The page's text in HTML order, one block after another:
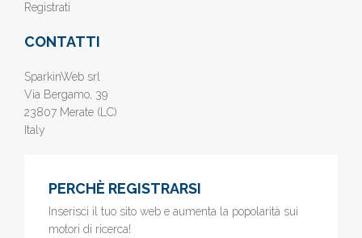
Registrati
CONTATTI
SparkinWeb srl
Via Bergamo, 39
23807 Merate (LC)
Italy
PERCHÈ REGISTRARSI
Inserisci il tuo sito web e aumenta la popolarità sui
motori di ricerca!